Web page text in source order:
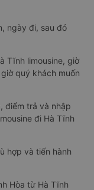
ngày đi, sau đó
Tĩnh limousine, giờ
quý khách muốn
điểm trả và nhập
đi Hà Tĩnh
hợp và tiến hành
Hòa từ Hà Tĩnh